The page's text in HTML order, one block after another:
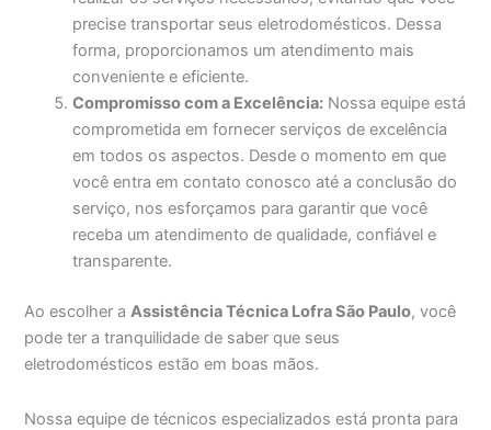
precise transportar seus eletrodomésticos. Dessa
forma, proporcionamos um atendimento mais
conveniente e eficiente.
Compromisso com a Excelência: Nossa equipe está
comprometida em fornecer serviços de excelência
em todos os aspectos. Desde o momento em que
você entra em contato conosco até a conclusão do
serviço, nos esforçamos para garantir que você
receba um atendimento de qualidade, confiável e
transparente.
Ao escolher aAssistência Técnica Lofra São Paulo, você
pode ter a tranquilidade de saber que seus
eletrodomésticos estão em boas mãos.
Nossa equipe de técnicos especializados está pronta para